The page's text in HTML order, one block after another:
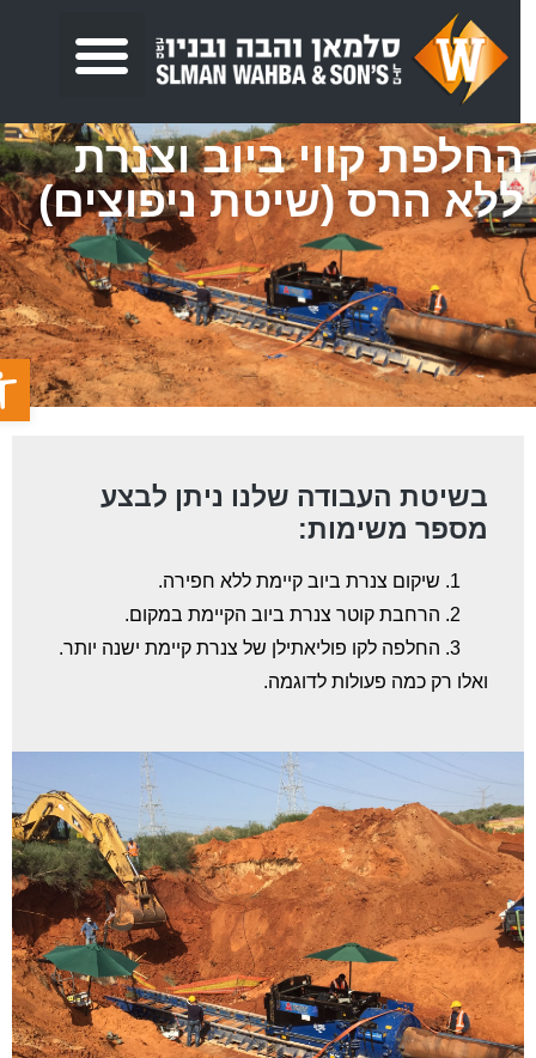
פתח
קווי ביוב וצנרת
הרס (שיטת ניפוצים)
בשיטת העבודה שלנו ניתן לבצע
מספר משימות:
שיקום צנרת ביוב קיימת ללא חפירה.
הרחבת קוטר צנרת ביוב הקיימת במקום.
החלפה לקו פוליאתילן של צנרת קיימת ישנה יותר.
ואלו רק כמה פעולות לדוגמה.